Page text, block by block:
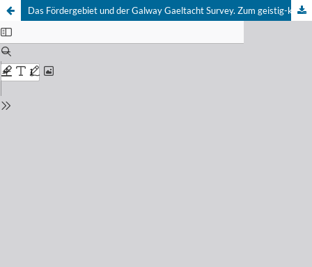
Das Fördergebiet und der Galway Gaeltacht Survey. Zum geistig-kultruellen Problem einer Entwicklungshilfe